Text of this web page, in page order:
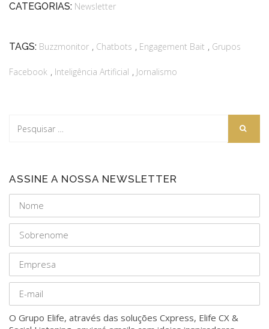
CATEGORIAS: Newsletter
TAGS: Buzzmonitor , Chatbots , Engagement Bait , Grupos
Facebook , Inteligência Artificial , Jornalismo
ASSINE A NOSSA NEWSLETTER
O Grupo Elife, através das soluções Cxpress, Elife CX &